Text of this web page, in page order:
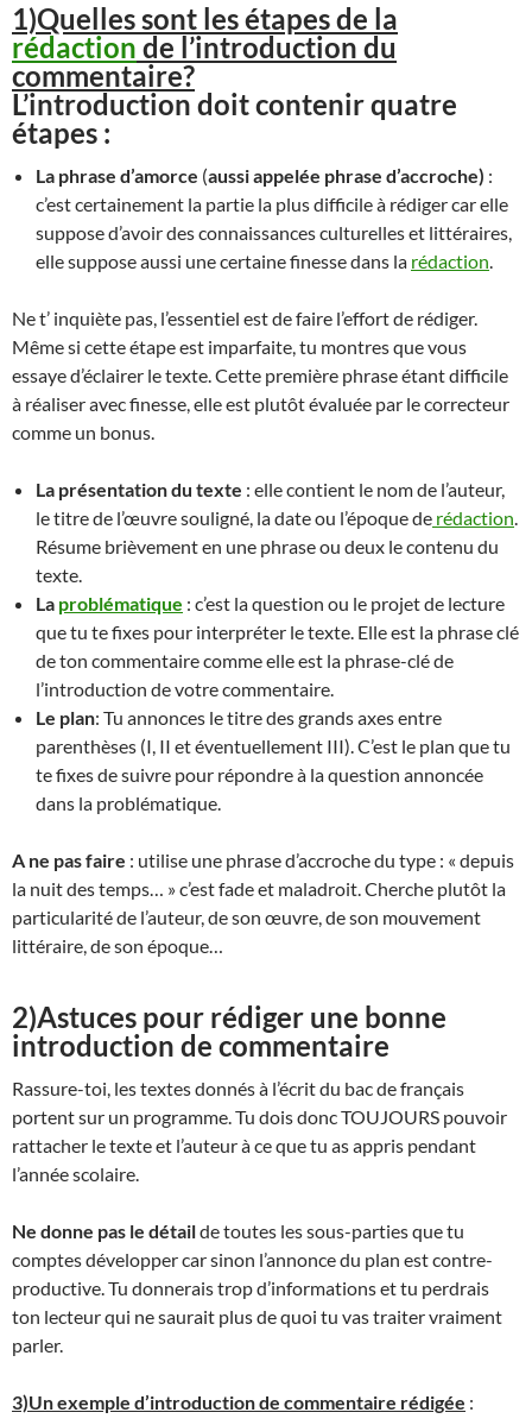
1)Quelles sont les étapes de la
rédaction de l’introduction du
commentaire?
L’introduction doit contenir quatre
étapes :
La phrase d’amorce (aussi appelée phrase d’accroche) :
c’est certainement la partie la plus difficile à rédiger car elle
suppose d’avoir des connaissances culturelles et littéraires,
elle suppose aussi une certaine finesse dans la rédaction.
Ne t’ inquiète pas, l’essentiel est de faire l’effort de rédiger.
Même si cette étape est imparfaite, tu montres que vous
essaye d’éclairer le texte. Cette première phrase étant difficile
à réaliser avec finesse, elle est plutôt évaluée par le correcteur
comme un bonus.
La présentation du texte : elle contient le nom de l’auteur,
le titre de l’œuvre souligné, la date ou l’époque de rédaction.
Résume brièvement en une phrase ou deux le contenu du
texte.
La problématique : c’est la question ou le projet de lecture
que tu te fixes pour interpréter le texte. Elle est la phrase clé
de ton commentaire comme elle est la phrase-clé de
l’introduction de votre commentaire.
Le plan: Tu annonces le titre des grands axes entre
parenthèses (I, II et éventuellement III). C’est le plan que tu
te fixes de suivre pour répondre à la question annoncée
dans la problématique.
A ne pas faire : utilise une phrase d’accroche du type : « depuis
la nuit des temps… » c’est fade et maladroit. Cherche plutôt la
particularité de l’auteur, de son œuvre, de son mouvement
littéraire, de son époque…
2)Astuces pour rédiger une bonne
introduction de commentaire
Rassure-toi, les textes donnés à l’écrit du bac de français
portent sur un programme. Tu dois donc TOUJOURS pouvoir
rattacher le texte et l’auteur à ce que tu as appris pendant
l’année scolaire.
Ne donne pas le détailde toutes les sous-parties que tu
comptes développer car sinon l’annonce du plan est contre-
productive. Tu donnerais trop d’informations et tu perdrais
ton lecteur qui ne saurait plus de quoi tu vas traiter vraiment
parler.
3)Un exemple d’introduction de commentaire rédigée :